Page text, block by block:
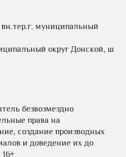
вн.тер.г. муниципальный
округ Донской, ш
безвозмездно
права на
создание производных
и доведение их до
16+